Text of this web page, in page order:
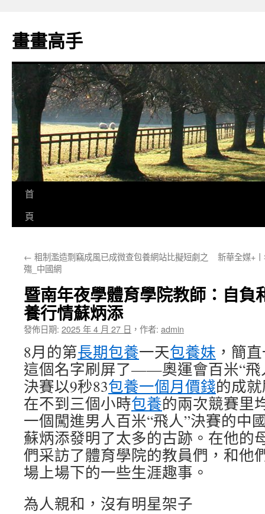
主
要
畫畫高手
首
頁
← 粗制濫造剽竊成風已成微查包養網站比擬短劇之
殤_中國網
新華全媒+
暨南年夜學體育學院教師：自負
養行情蘇炳添
發佈日期: 2025 年 4 月 27 日 ， 作者: admin
8月的第長期包養一天包養妹 ，簡
這個名字刷屏了——奧運會百米“飛
決賽以9秒83包養一個月價錢的成
在不到三個小時包養的兩次競賽里
一個闖進男人百米“飛人”決賽的中
蘇炳添發明了太多的古跡。在他的
們采訪了體育學院的教員們，和他
場上場下的一些生涯趣事。
為人親和，沒有明星架子